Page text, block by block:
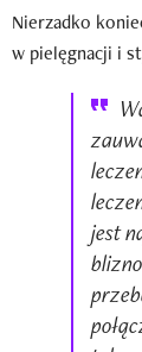
Nierzadko
w pielęgnacji i
jest